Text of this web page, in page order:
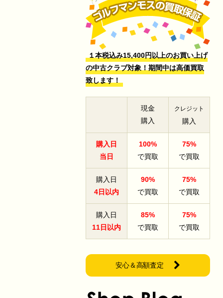
１本税込み15,400円以上のお買い上げ
の中古クラブ対象！期間中は高価買取
致します！
現金
購入
クレジット
購入
購入日
当日
100%
で買取
75%
で買取
購入日
4日以内
90%
で買取
75%
で買取
購入日
11日以内
85%
で買取
75%
で買取
安心＆高額査定